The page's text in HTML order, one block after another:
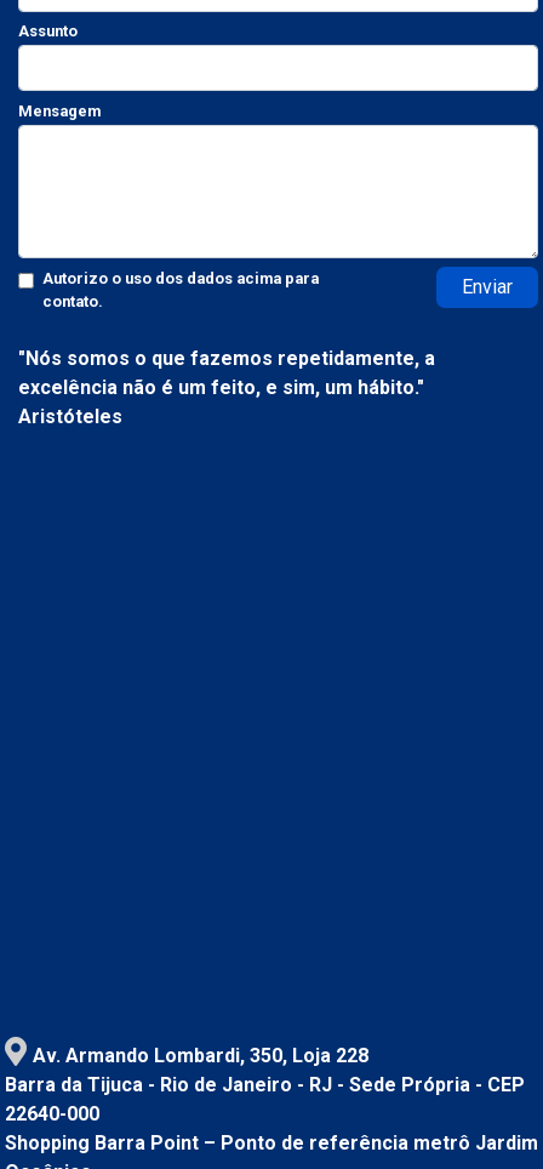
Assunto
Mensagem
Autorizo o uso dos dados acima para
contato.
Enviar
"Nós somos o que fazemos repetidamente, a
excelência não é um feito, e sim, um hábito."
Aristóteles
Av. Armando Lombardi, 350, Loja 228
Barra da Tijuca - Rio de Janeiro - RJ - Sede Própria - CEP
22640-000
Shopping Barra Point – Ponto de referência metrô Jardim